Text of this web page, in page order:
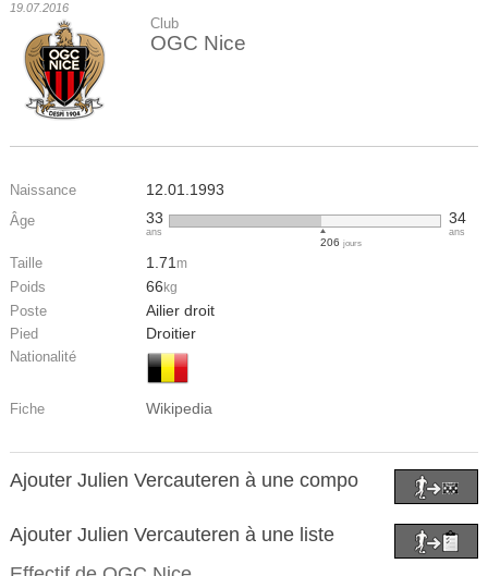
19.07.2016
Club
OGC Nice
Naissance 12.01.1993
Âge 33
ans
206 jours
34
ans
Taille 1.71m
Poids 66 kg
Poste Ailier droit
Pied Droitier
Nationalité
Fiche Wikipedia
Ajouter Julien Vercauteren à une compo
Ajouter Julien Vercauteren à une liste